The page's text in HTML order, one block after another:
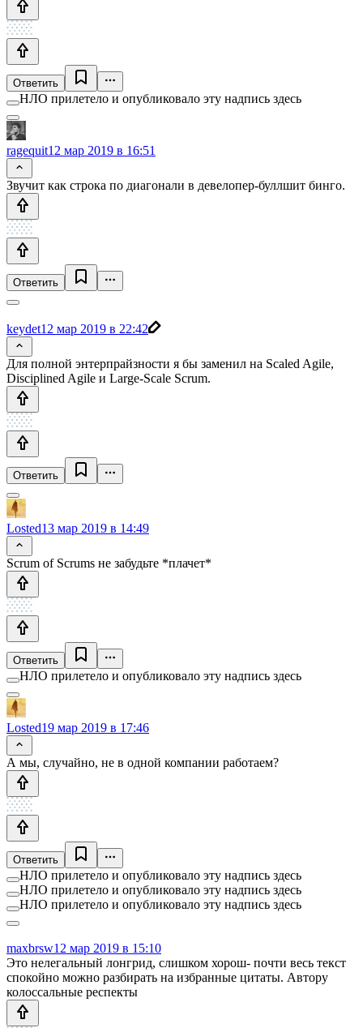
Ответить
НЛО прилетело и опубликовало эту надпись здесь
ragequit12 мар 2019 в 16:51
Звучит как строка по диагонали в девелопер-буллшит бинго.
Ответить
keydet12 мар 2019 в 22:42
Для полной энтерпрайзности я бы заменил на Scaled Agile,
Disciplined Agile и Large-Scale Scrum.
Ответить
Losted13 мар 2019 в 14:49
Scrum of Scrums не забудьте *плачет*
Ответить
НЛО прилетело и опубликовало эту надпись здесь
Losted19 мар 2019 в 17:46
А мы, случайно, не в одной компании работаем?
Ответить
НЛО прилетело и опубликовало эту надпись здесь
НЛО прилетело и опубликовало эту надпись здесь
НЛО прилетело и опубликовало эту надпись здесь
maxbrsw12 мар 2019 в 15:10
Это нелегальный лонгрид, слишком хорош- почти весь текст
спокойно можно разбирать на избранные цитаты. Автору
колоссальные респекты